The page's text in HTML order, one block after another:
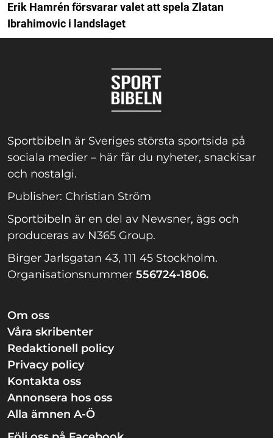
Erik Hamrén försvarar valet att spela Zlatan
Ibrahimovic i landslaget
Sportbibeln är Sveriges största sportsida på
sociala medier – här får du nyheter, snackisar
och nostalgi.
Publisher: Christian Ström
Sportbibeln är en del av Newsner, ägs och
produceras av N365 Group.
Birger Jarlsgatan 43, 111 45 Stockholm.
Organisationsnummer 556724-1806.
Om oss
Våra skribenter
Redaktionell policy
Privacy policy
Kontakta oss
Annonsera hos oss
Alla ämnen A-Ö